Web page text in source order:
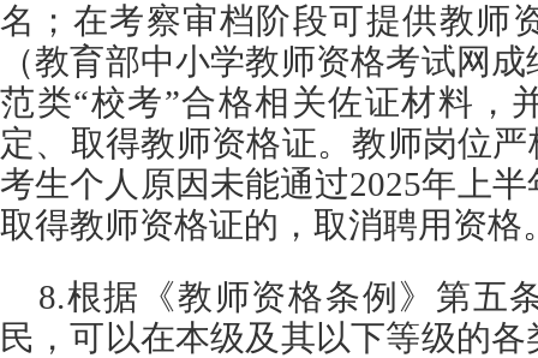
名；在考察审档阶段可提供教师
（教育部中小学教师资格考试网
范类“校考”合格相关佐证材料，
定、取得教师资格证。教师岗位
考生个人原因未能通过2025年上
取得教师资格证的，取消聘用资格
8.根据《教师资格条例》第五
民，可以在本级及其以下等级的